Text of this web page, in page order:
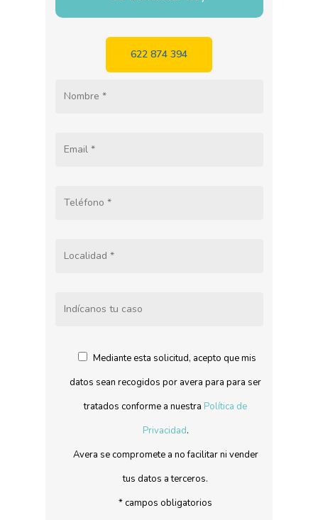
622 874 394
Mediante esta solicitud, acepto que mis
datos sean recogidos por avera para para ser
tratados conforme a nuestra Política de
Privacidad.
Avera se compromete a no facilitar ni vender
tus datos a terceros.
* campos obligatorios